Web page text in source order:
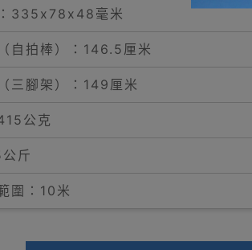
335x78x48毫米
自拍棒）：146.5厘米
三腳架）：149厘米
公克
斤
圍：10米